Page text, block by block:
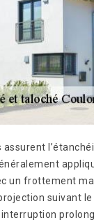
assurent
un frottement
suivant